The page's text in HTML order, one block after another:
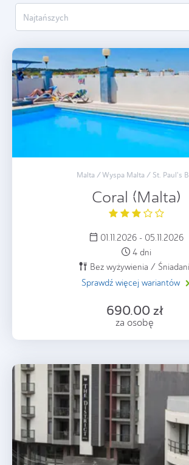
Najtańszych
Malta / Wyspa Malta / St. Paul's
Coral (Malta)
01.11.2026 - 05.11.2026
4 dni
Bez wyżywienia /
Sprawdź więcej wariantów
690.00 zł
za osobę